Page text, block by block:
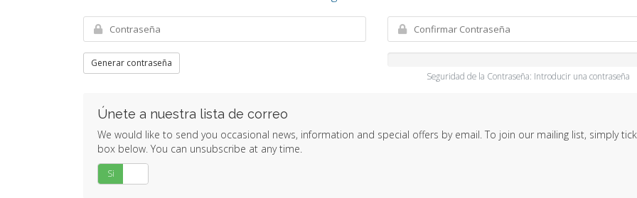
Generar contraseña
Seguridad de la Contraseña: Introducir una contraseña
Únete a nuestra lista de correo
We would like to send you occasional news, information and special offers by email. To join our mailing list, simply
box below. You can unsubscribe at any time.
Si